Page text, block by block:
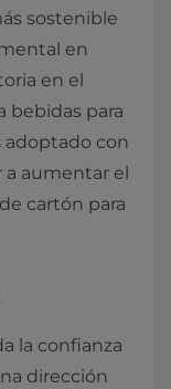
sostenible
en
en el
bebidas para
adoptado con
aumentar el
cartón para
la confianza
dirección